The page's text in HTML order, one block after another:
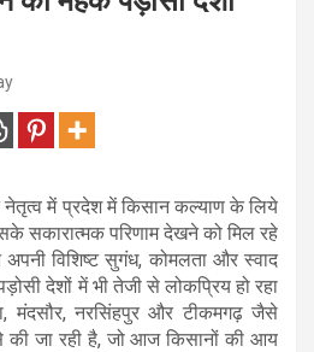
नेतृत्व में प्रदेश में किसान कल्याण के लिये
सकारात्मक परिणाम देखने को मिल रहे
विशिष्ट सुगंध, कोमलता और स्वाद
देशों में भी तेजी से लोकप्रिय हो रहा
मंदसौर, नरसिंहपुर और टीकमगढ़ जैसे
की जा रही है, जो आज किसानों की आय